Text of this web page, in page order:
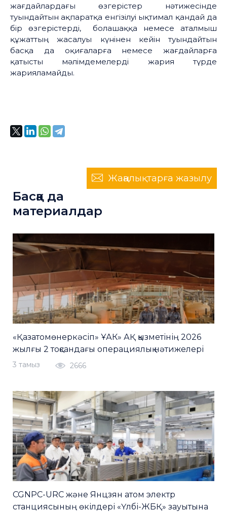
жағдайлардағы өзгерістер нәтижесінде
туындайтын ақпаратқа енгізілуі ықтимал қандай да
бір өзгерістерді, болашаққа немесе аталмыш
құжаттың жасалуы күнінен кейін туындайтын
басқа да оқиғаларға немесе жағдайларға
қатысты мәлімдемелерді жария түрде
жарияламайды.
Жаңалықтарға жазылу
Басқа да
материалдар
«Қазатомөнеркәсіп» ҰАК» АҚ қызметінің 2026
жылғы 2 тоқсандағы операциялық нәтижелері
3 тамыз 2666
CGNPC-URC және Янцзян атом электр
станциясының өкілдері «Үлбі-ЖБҚ» зауытына